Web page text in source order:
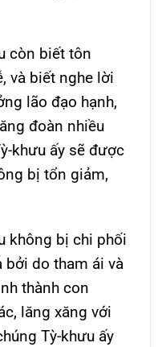
còn biết tôn
và biết nghe lời
lão đạo hạnh,
đoàn nhiều
khưu ấy sẽ được
bị tổn giảm,
không bị chi phối
bởi do tham ái và
thành con
lăng xăng với
Tỳ-khưu ấy